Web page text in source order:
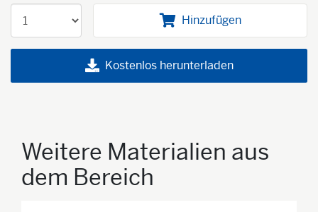
Kostenlos herunterladen
Hinzufügen
Weitere Materialien aus
dem Bereich